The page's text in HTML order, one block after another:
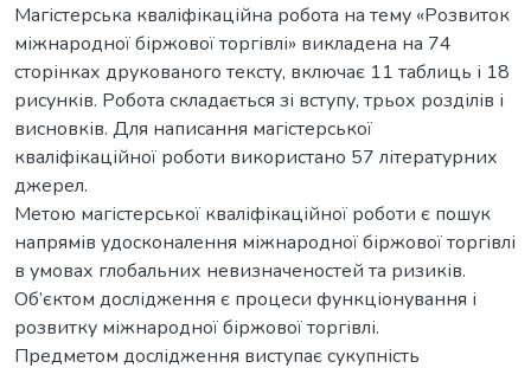
Магістерська кваліфікаційна робота на тему «Розвиток
міжнародної біржової торгівлі» викладена на 74
сторінках друкованого тексту, включає 11 таблиць і 18
рисунків. Робота складається зі вступу, трьох розділів і
висновків. Для написання магістерської
кваліфікаційної роботи використано 57 літературних
джерел.
Метою магістерської кваліфікаційної роботи є пошук
напрямів удосконалення міжнародної біржової торгівлі
в умовах глобальних невизначеностей та ризиків.
Об’єктом дослідження є процеси функціонування і
розвитку міжнародної біржової торгівлі.
Предметом дослідження виступає сукупність